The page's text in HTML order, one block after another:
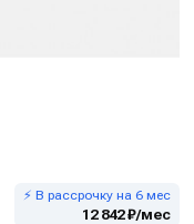
⚡ В рассрочку на 6 мес
12 842 ₽/мес